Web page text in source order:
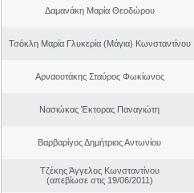
Δαμανάκη Μαρία Θεοδώρου
Τσόκλη Μαρία Γλυκερία (Μάγια) Κωνσταντίνου
Αρναουτάκης Σταύρος Φωκίωνος
Νασιώκας Έκτορας Παναγιώτη
Βαρβαρίγος Δημήτριος Αντωνίου
Τζέκης Άγγελος Κωνσταντίνου
(απεβίωσε στις 19/06/2011)